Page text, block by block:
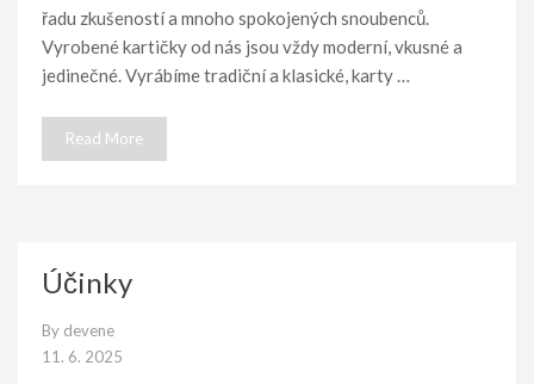
řadu zkušeností a mnoho spokojených snoubenců.
Vyrobené kartičky od nás jsou vždy moderní, vkusné a
jedinečné. Vyrábíme tradiční a klasické, karty …
Read More
Účinky
By devene
11. 6. 2025